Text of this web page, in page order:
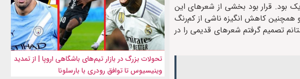
بود. قرار بود بخشی از شعرهای این
همچنین کاهش انگیزه ناشی از کم‌رنگ
تصمیم گرفتم شعرهای قدیمی را در
تحولات بزرگ در بازار تیم‌های باشگاهی اروپا | از تمدید
وینیسیوس تا توافق رودری با بارسلونا